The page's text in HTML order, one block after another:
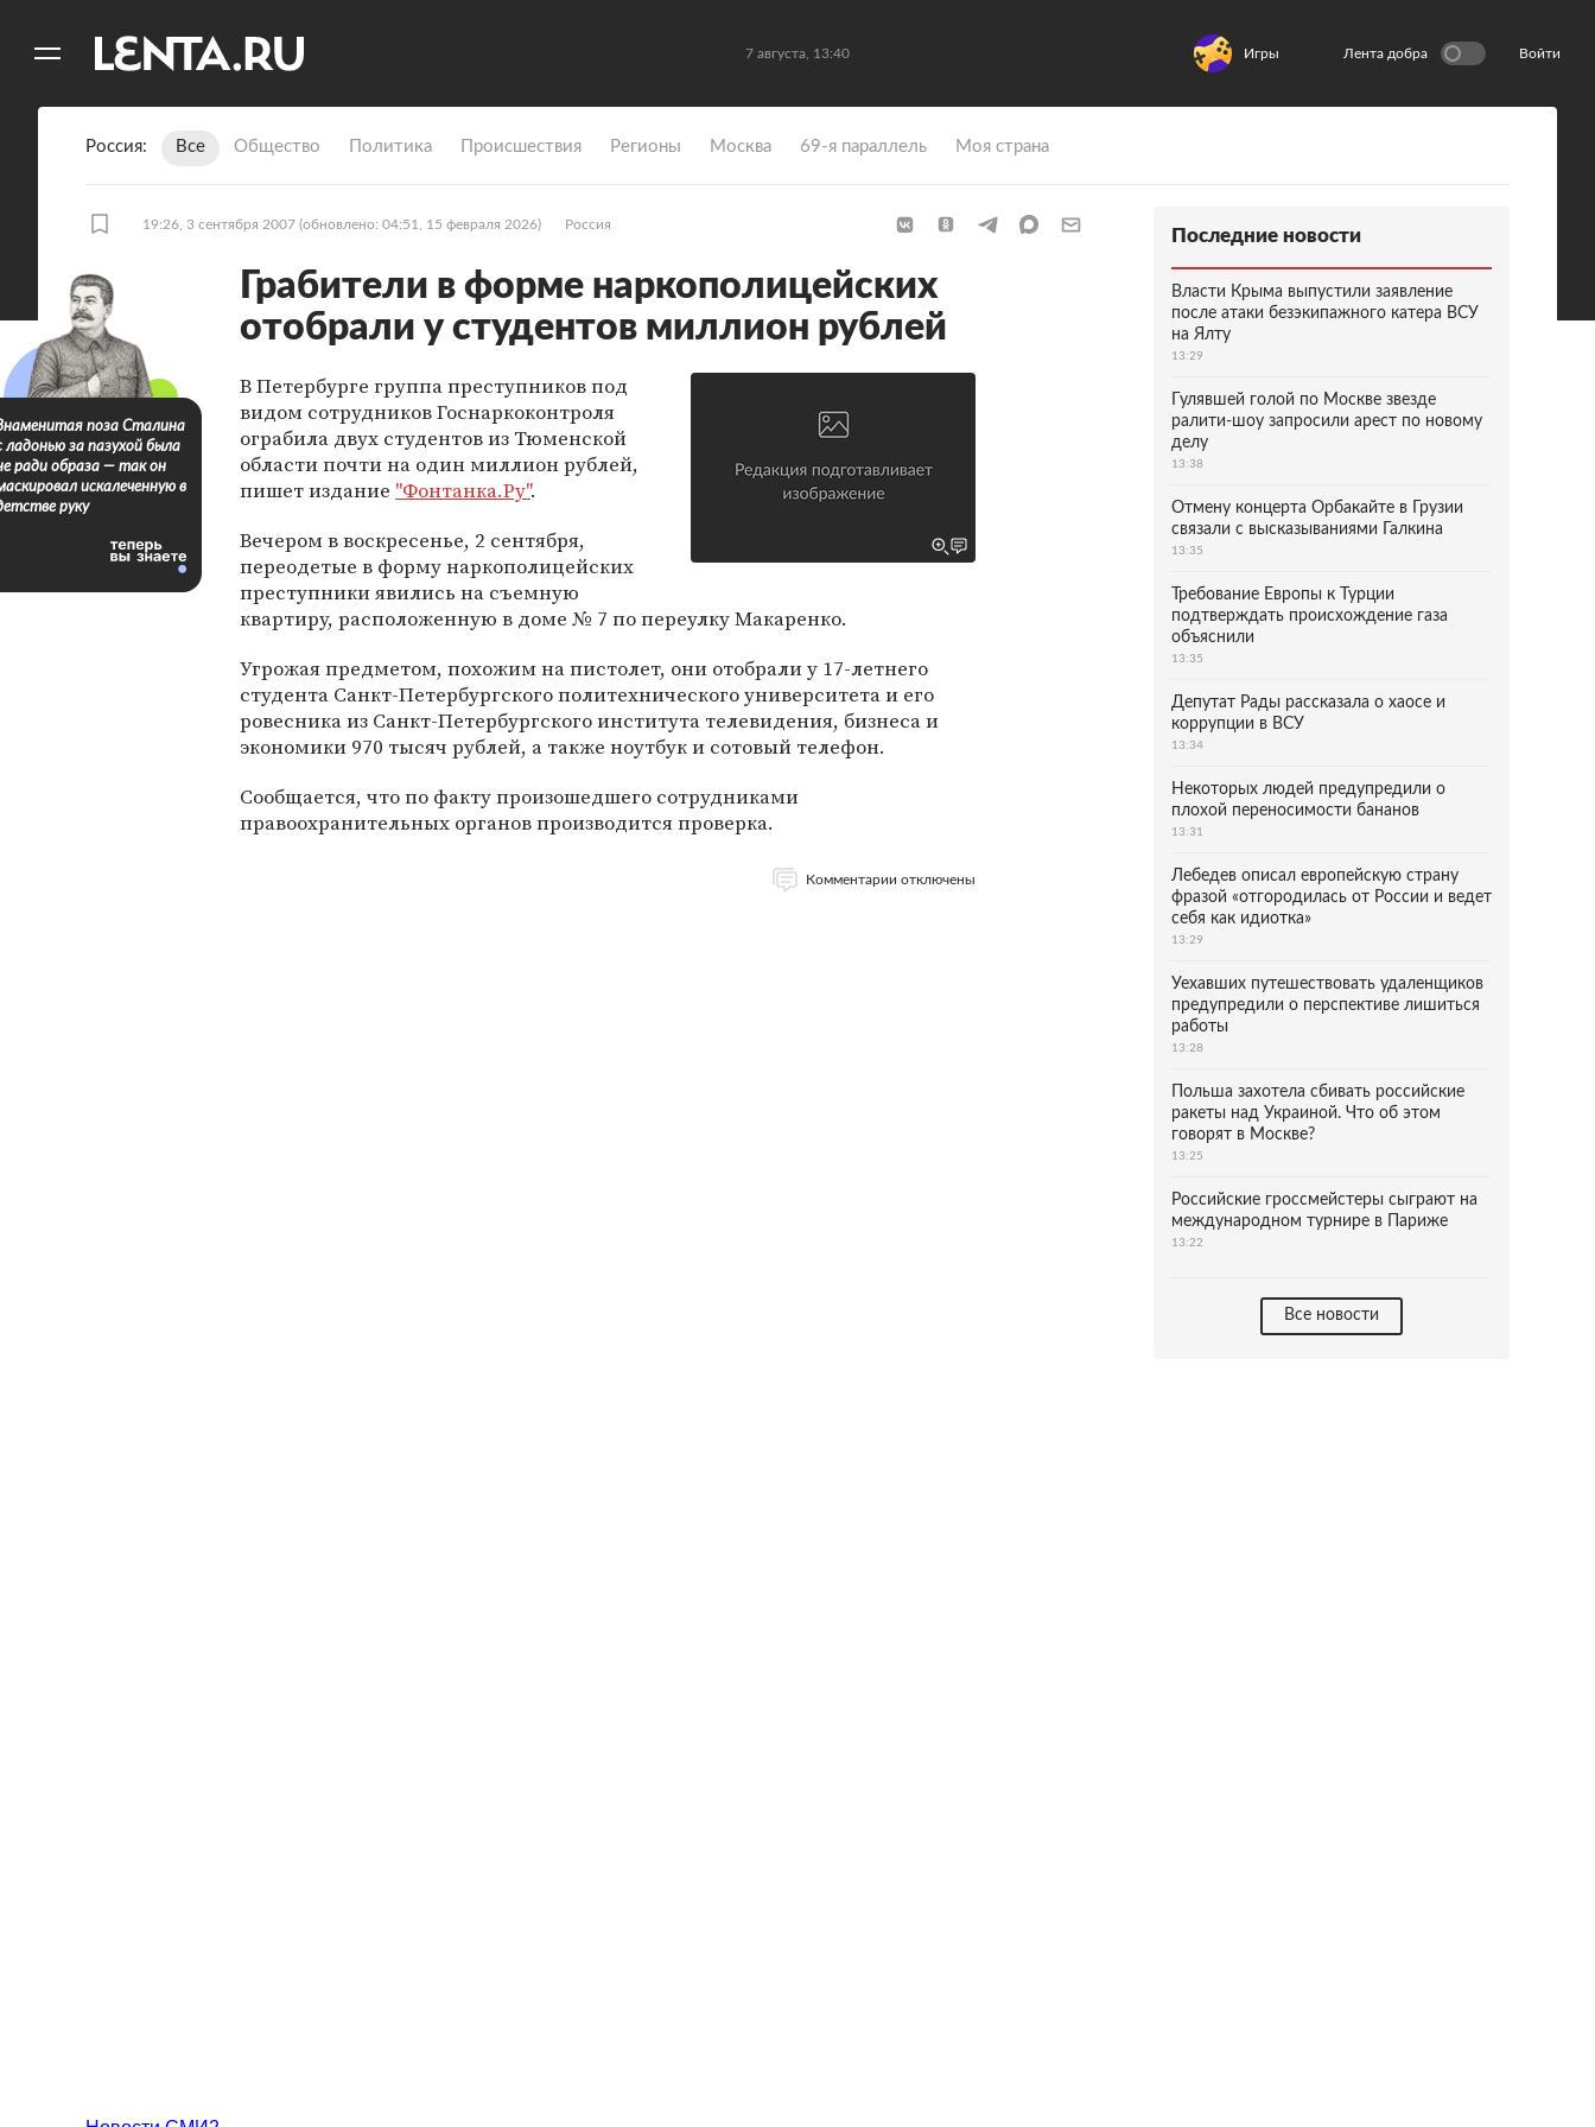
7 августа, 13:40 Игры Лента добра Войти
Россия Все Общество Политика Происшествия Регионы Москва 69-я параллель Моя страна
19:26, 3 сентября 2007 (обновлено: 04:51, 15 февраля 2026) Россия
Грабители в форме наркополицейских
отобрали у студентов миллион рублей
В Петербурге группа преступников под
видом сотрудников Госнаркоконтроля
ограбила двух студентов из Тюменской
области почти на один миллион рублей,
пишет издание "Фонтанка.Ру".
Вечером в воскресенье, 2 сентября,
переодетые в форму наркополицейских
преступники явились на съемную
квартиру, расположенную в доме № 7 по переулку Макаренко.
Угрожая предметом, похожим на пистолет, они отобрали у 17-летнего
студента Санкт-Петербургского политехнического университета и его
ровесника из Санкт-Петербургского института телевидения, бизнеса и
экономики 970 тысяч рублей, а также ноутбук и сотовый телефон.
Сообщается, что по факту произошедшего сотрудниками
правоохранительных органов производится проверка.
Комментарии отключены
поза Сталина
ладонью за пазухой была
ради образа — так он
искалеченную в
руку
Последние новости
Власти Крыма выпустили заявление
после атаки безэкипажного катера ВСУ
на Ялту
13:29
Гулявшей голой по Москве звезде
ралити-шоу запросили арест по новому
делу
13:38
Отмену концерта Орбакайте в Грузии
связали с высказываниями Галкина
13:35
Требование Европы к Турции
подтверждать происхождение газа
объяснили
13:35
Депутат Рады рассказала о хаосе и
коррупции в ВСУ
13:34
Некоторых людей предупредили о
плохой переносимости бананов
13:31
Лебедев описал европейскую страну
фразой «отгородилась от России и ведет
себя как идиотка»
13:29
Уехавших путешествовать удаленщиков
предупредили о перспективе лишиться
работы
13:28
Польша захотела сбивать российские
ракеты над Украиной. Что об этом
говорят в Москве?
13:25
Российские гроссмейстеры сыграют на
международном турнире в Париже
13:22
Все новости